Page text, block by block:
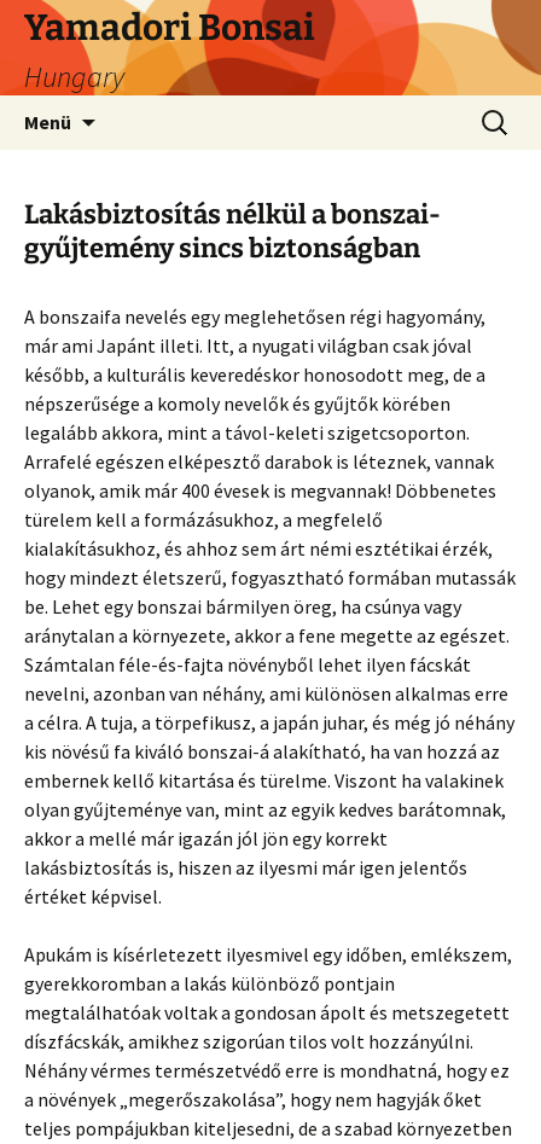
Ugrás
tartalomhoz
Yamadori Bonsai
Hungary
Menü
Lakásbiztosítás nélkül a bonszai-
gyűjtemény sincs biztonságban
A bonszaifa nevelés egy meglehetősen régi hagyomány,
már ami Japánt illeti. Itt, a nyugati világban csak jóval
később, a kulturális keveredéskor honosodott meg, de a
népszerűsége a komoly nevelők és gyűjtők körében
legalább akkora, mint a távol-keleti szigetcsoporton.
Arrafelé egészen elképesztő darabok is léteznek, vannak
olyanok, amik már 400 évesek is megvannak! Döbbenetes
türelem kell a formázásukhoz, a megfelelő
kialakításukhoz, és ahhoz sem árt némi esztétikai érzék,
hogy mindezt életszerű, fogyasztható formában mutassák
be. Lehet egy bonszai bármilyen öreg, ha csúnya vagy
aránytalan a környezete, akkor a fene megette az egészet.
Számtalan féle-és-fajta növényből lehet ilyen fácskát
nevelni, azonban van néhány, ami különösen alkalmas erre
a célra. A tuja, a törpefikusz, a japán juhar, és még jó néhány
kis növésű fa kiváló bonszai-á alakítható, ha van hozzá az
embernek kellő kitartása és türelme. Viszont ha valakinek
olyan gyűjteménye van, mint az egyik kedves barátomnak,
akkor a mellé már igazán jól jön egy korrekt
lakásbiztosítás is, hiszen az ilyesmi már igen jelentős
értéket képvisel.
Apukám is kísérletezett ilyesmivel egy időben, emlékszem,
gyerekkoromban a lakás különböző pontjain
megtalálhatóak voltak a gondosan ápolt és metszegetett
díszfácskák, amikhez szigorúan tilos volt hozzányúlni.
Néhány vérmes természetvédő erre is mondhatná, hogy ez
a növények „megerőszakolása”, hogy nem hagyják őket
teljes pompájukban kiteljesedni, de a szabad környezetben